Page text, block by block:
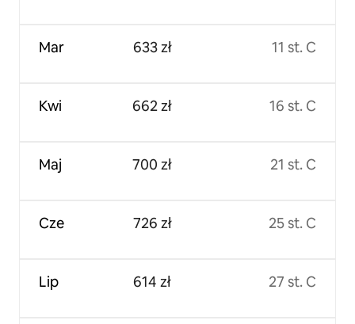
Mar
Kwi
Maj
Cze
Lip
633 zł
662 zł
700 zł
726 zł
614 zł
11 st. C
16 st. C
21 st. C
25 st. C
27 st. C